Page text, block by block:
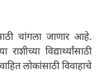
चांगला जाणार आहे.
विद्यार्थ्यांसाठी
लोकांसाठी विवाहाचे